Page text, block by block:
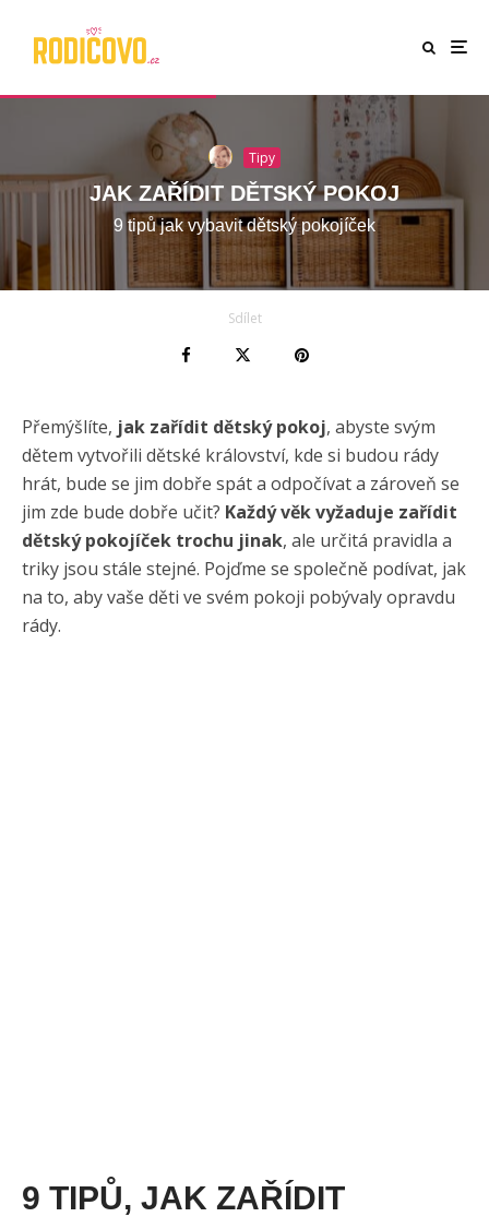
Tipy
JAK ZAŘÍDIT DĚTSKÝ POKOJ
9 tipů jak vybavit dětský pokojíček
Sdílet
Přemýšlíte, jak zařídit dětský pokoj, abyste svým
dětem vytvořili dětské království, kde si budou rády
hrát, bude se jim dobře spát a odpočívat a zároveň se
jim zde bude dobře učit? Každý věk vyžaduje zařídit
dětský pokojíček trochu jinak, ale určitá pravidla a
triky jsou stále stejné. Pojďme se společně podívat, jak
na to, aby vaše děti ve svém pokoji pobývaly opravdu
rády.
9 TIPŮ, JAK ZAŘÍDIT